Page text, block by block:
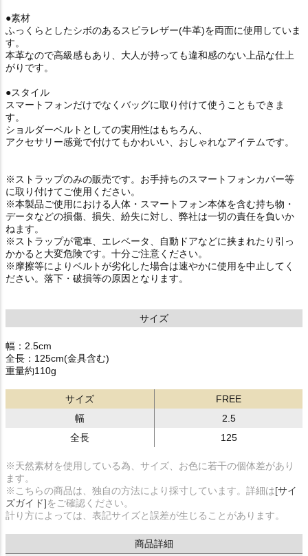
●素材
ふっくらとしたシボのあるスピラレザー(牛革)を両面に使用していま
す。
本革なので高級感もあり、大人が持っても違和感のない上品な仕上
がりです。
●スタイル
スマートフォンだけでなくバッグに取り付けて使うこともできま
す。
ショルダーベルトとしての実用性はもちろん、
アクセサリー感覚で付けてもかわいい、おしゃれなアイテムです。
※ストラップのみの販売です。お手持ちのスマートフォンカバー等
に取り付けてご使用ください。
※本製品ご使用における人体・スマートフォン本体を含む持ち物・
データなどの損傷、損失、紛失に対し、弊社は一切の責任を負いか
ねます。
※ストラップが電車、エレベータ、自動ドアなどに挟まれたり引っ
かかると大変危険です。十分ご注意ください。
※摩擦等によりベルトが劣化した場合は速やかに使用を中止してく
ださい。落下・破損等の原因となります。
サイズ
幅：2.5cm
全長：125cm(金具含む)
重量約110g
サイズ
FREE
幅
2.5
全長
125
※天然素材を使用している為、サイズ、お色に若干の個体差があり
ます。
※こちらの商品は、独自の方法により採寸しています。詳細は[サイ
ズガイド]をご確認ください。
計り方によっては、表記サイズと誤差が生じることがあります。
商品詳細